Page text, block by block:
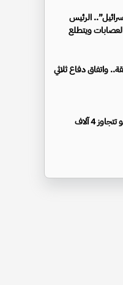
الرئيس
ويتطلع
واتفاق دفاع ثلاثي
4 آلاف